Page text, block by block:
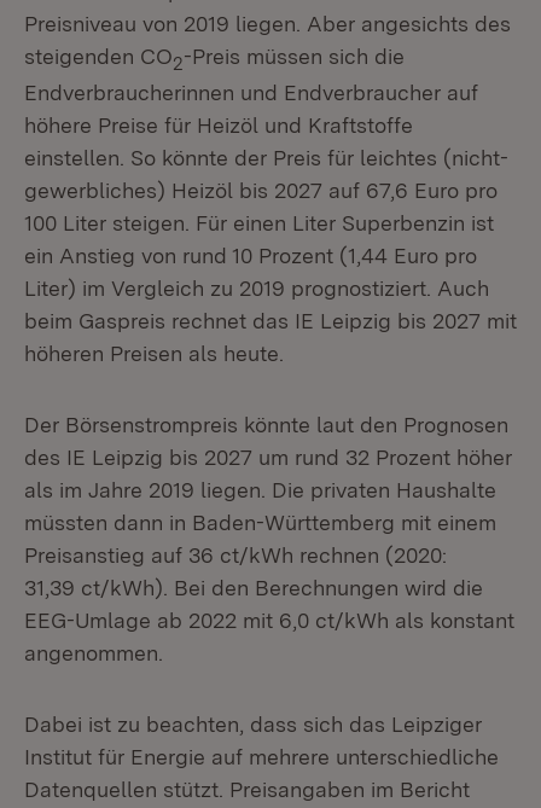
Preisniveau von 2019 liegen. Aber angesichts des
steigenden CO2-Preis müssen sich die
Endverbraucherinnen und Endverbraucher auf
höhere Preise für Heizöl und Kraftstoffe
einstellen. So könnte der Preis für leichtes (nicht-
gewerbliches) Heizöl bis 2027 auf 67,6 Euro pro
100 Liter steigen. Für einen Liter Superbenzin ist
ein Anstieg von rund 10 Prozent (1,44 Euro pro
Liter) im Vergleich zu 2019 prognostiziert. Auch
beim Gaspreis rechnet das IE Leipzig bis 2027 mit
höheren Preisen als heute.
Der Börsenstrompreis könnte laut den Prognosen
des IE Leipzig bis 2027 um rund 32 Prozent höher
als im Jahre 2019 liegen. Die privaten Haushalte
müssten dann in Baden-Württemberg mit einem
Preisanstieg auf 36 ct/kWh rechnen (2020:
31,39 ct/kWh). Bei den Berechnungen wird die
EEG-Umlage ab 2022 mit 6,0 ct/kWh als konstant
angenommen.
Dabei ist zu beachten, dass sich das Leipziger
Institut für Energie auf mehrere unterschiedliche
Datenquellen stützt. Preisangaben im Bericht